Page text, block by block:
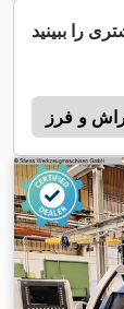
را ببینید